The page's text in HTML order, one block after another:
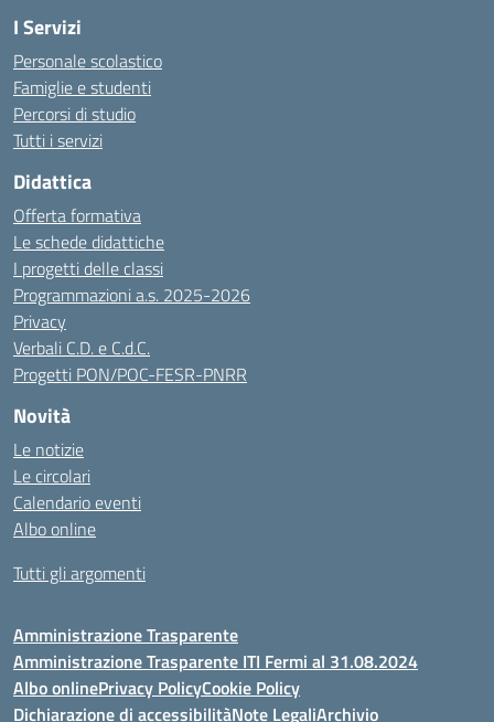
I Servizi
Personale scolastico
Famiglie e studenti
Percorsi di studio
Tutti i servizi
Didattica
Offerta formativa
Le schede didattiche
I progetti delle classi
Programmazioni a.s. 2025-2026
Privacy
Verbali C.D. e C.d.C.
Progetti PON/POC-FESR-PNRR
Novità
Le notizie
Le circolari
Calendario eventi
Albo online
Tutti gli argomenti
Amministrazione Trasparente
Amministrazione Trasparente ITI Fermi al 31.08.2024
Albo onlinePrivacy PolicyCookie Policy
Dichiarazione di accessibilitàNote LegaliArchivio